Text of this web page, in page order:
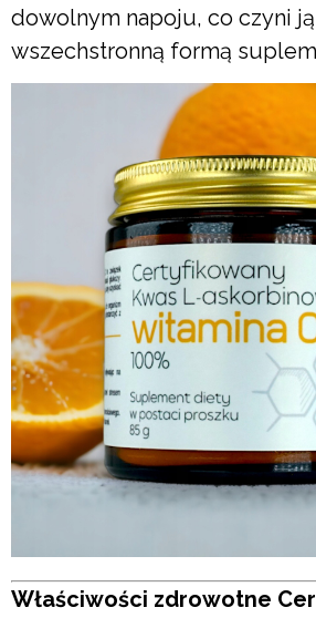
dowolnym napoju, co czyni
wszechstronną formą
Właściwości zdrowotne